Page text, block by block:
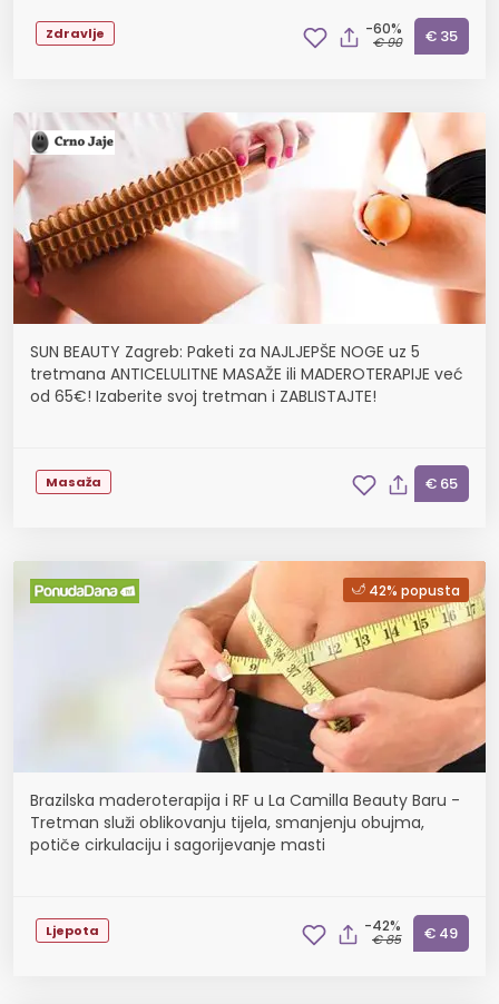
Zdravlje -60%
€ 90 € 35
SUN BEAUTY Zagreb: Paketi za NAJLJEPŠE NOGE uz 5
tretmana ANTICELULITNE MASAŽE ili MADEROTERAPIJE već
od 65€! Izaberite svoj tretman i ZABLISTAJTE!
Masaža € 65
42% popusta
Brazilska maderoterapija i RF u La Camilla Beauty Baru -
Tretman služi oblikovanju tijela, smanjenju obujma,
potiče cirkulaciju i sagorijevanje masti
Ljepota -42%
€ 85 € 49